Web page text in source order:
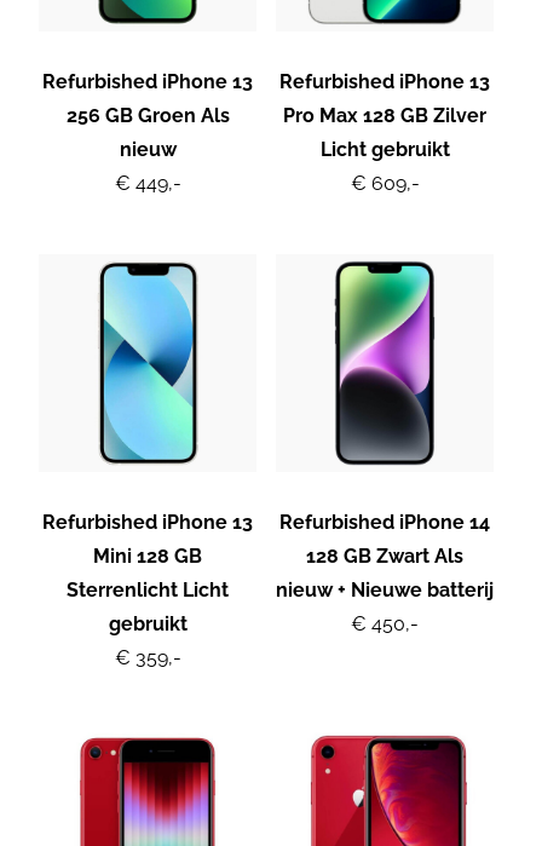
Refurbished iPhone 13
256 GB Groen Als
nieuw
€ 449,-
Refurbished iPhone 13
Pro Max 128 GB Zilver
Licht gebruikt
€ 609,-
Refurbished iPhone 13
Mini 128 GB
Sterrenlicht Licht
gebruikt
€ 359,-
Refurbished iPhone 14
128 GB Zwart Als
nieuw + Nieuwe batterij
€ 450,-